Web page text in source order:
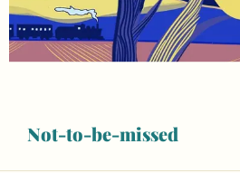
Not-to-be-missed